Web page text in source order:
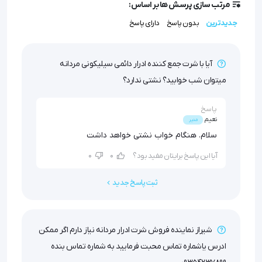
محیط‌زیست تبدیل می‌کند.
ویژگی‌ شورت بی‌اختیاری دائمی:
مناسب برای: افراد مبتلا به بی‌اختیاری ادرار، سالمندان و
عمر مفید: ۵ سال.
طراحی: ارگونومیک و متناسب با آناتومی بدن
مزایا: قابل شست‌وشو، استفاده مجدد، بدون نشتی و دارای
مرتب سازی پرسش ها بر اساس:
جدیدترین بدون پاسخ دارای پاسخ
آیا با شرت جمع کننده ادرار دائمی سیلیکونی مردانه
میتوان شب خوابید؟ نشتی ندارد؟
پاسخ
نعیم مدیر
سلام. هنگام خواب نشتی خواهد داشت
آیا این پاسخ برایتان مفید بود؟ 0
0
ثبت پاسخ جدید
شیراز نماینده فروش شرت ادرار مردانه نیاز دارم اگر ممکن
ادرس یاشماره تماس محبت فرمایید به شماره تماس بنده